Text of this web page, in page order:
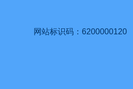
网站标识码：6200000120